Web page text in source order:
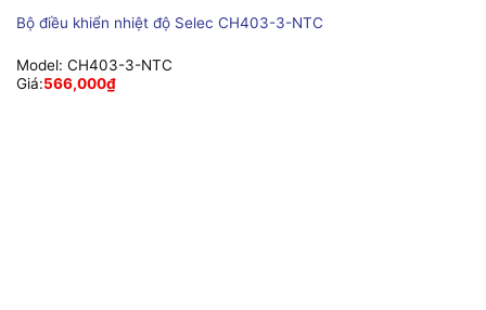
Bộ điều khiển nhiệt độ Selec CH403-3-NTC
Model: CH403-3-NTC
Giá:566,000₫